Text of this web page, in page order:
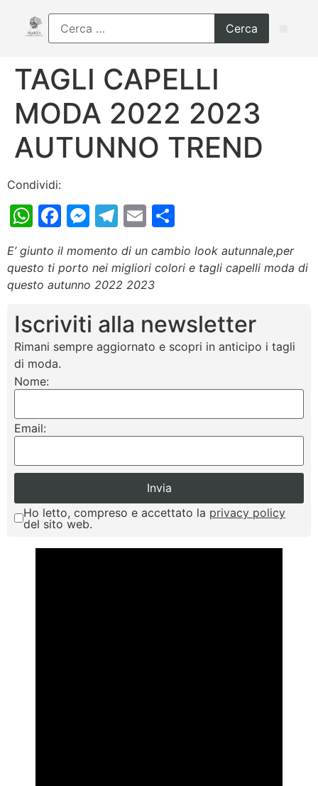
TAGLI CAPELLI
MODA 2022 2023
AUTUNNO TREND
Condividi:
WhatsApp
Facebook
Messenger
Telegram
Email
E’ giunto il momento di un cambio look autunnale,per
questo ti porto nei migliori colori e tagli capelli moda di
questo autunno 2022 2023
Iscriviti alla newsletter
Rimani sempre aggiornato e scopri in anticipo i tagli
di moda.
Nome:
Email:
Ho letto, compreso e accettato la privacy policy
del sito web.